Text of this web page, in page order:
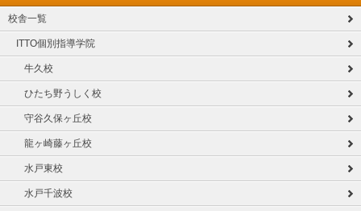
校舎一覧
ITTO個別指導学院
牛久校
ひたち野うしく校
守谷久保ヶ丘校
龍ヶ崎藤ヶ丘校
水戸東校
水戸千波校